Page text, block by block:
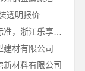
透明报价
省内周边居家改造免费量房收费标准，浙江乐享新材料有限公司
新材料有限公司